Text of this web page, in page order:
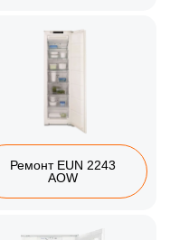
Ремонт EUN 2243
AOW